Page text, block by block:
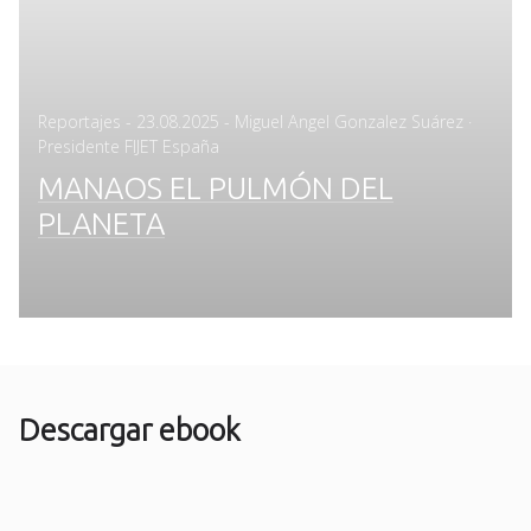
Reportajes - Posted
on
23.08.2025 - Miguel Angel Gonzalez Suárez ·
Presidente FIJET España
MANAOS EL PULMÓN DEL
PLANETA
Descargar ebook